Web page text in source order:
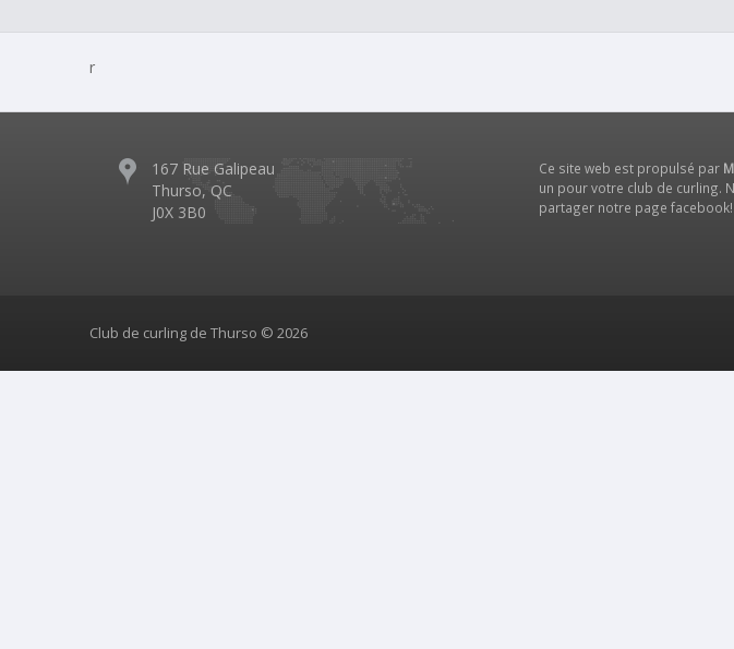
r
167 Rue Galipeau
Thurso, QC
J0X 3B0
Ce site web est propulsé par
un pour votre club de curling.
partager notre page facebook!
Club de curling de Thurso © 2026